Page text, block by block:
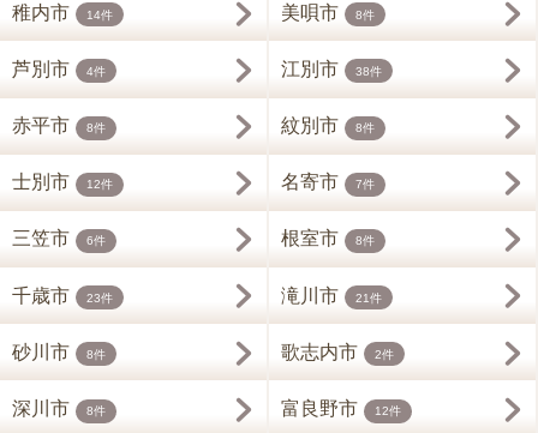
稚内市 14件 美唄市 8件
芦別市 4件 江別市 38件
赤平市 8件 紋別市 8件
士別市 12件 名寄市 7件
三笠市 6件 根室市 8件
千歳市 23件 滝川市 21件
砂川市 8件 歌志内市 2件
深川市 8件 富良野市 12件